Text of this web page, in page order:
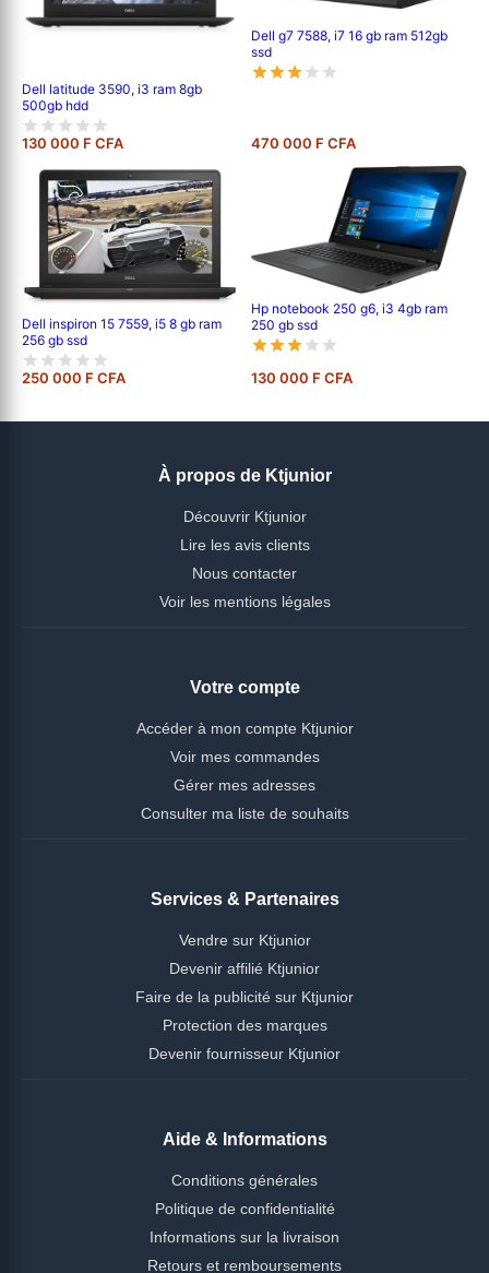
Dell latitude 3590, i3 ram 8gb
500gb hdd
130 000 F CFA
Dell g7 7588, i7 16 gb ram 512gb
ssd
470 000 F CFA
Dell inspiron 15 7559, i5 8 gb ram
256 gb ssd
250 000 F CFA
Hp notebook 250 g6, i3 4gb ram
250 gb ssd
130 000 F CFA
À propos de Ktjunior
Découvrir Ktjunior
Lire les avis clients
Nous contacter
Voir les mentions légales
Votre compte
Accéder à mon compte Ktjunior
Voir mes commandes
Gérer mes adresses
Consulter ma liste de souhaits
Services & Partenaires
Vendre sur Ktjunior
Devenir affilié Ktjunior
Faire de la publicité sur Ktjunior
Protection des marques
Devenir fournisseur Ktjunior
Aide & Informations
Conditions générales
Politique de confidentialité
Informations sur la livraison
Retours et remboursements